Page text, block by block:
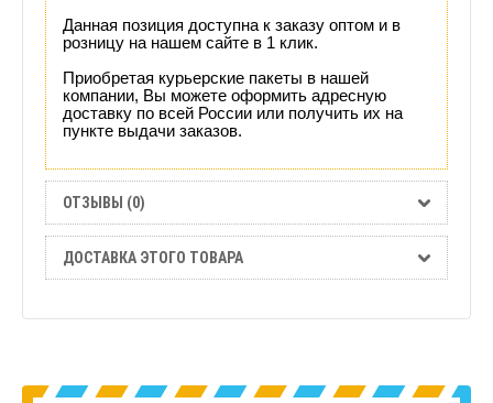
Данная позиция доступна к заказу оптом и в
розницу на нашем сайте в 1 клик.
Приобретая курьерские пакеты в нашей
компании, Вы можете оформить адресную
доставку по всей России или получить их на
пункте выдачи заказов.
ОТЗЫВЫ (0)
ДОСТАВКА ЭТОГО ТОВАРА